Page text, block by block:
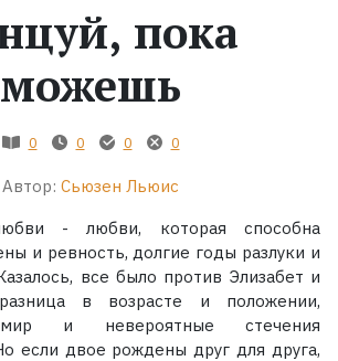
пока
можешь
0 0 0 0
Автор: Сьюзен Льюис
- любви, которая способна
и ревность, долгие годы разлуки и
все было против Элизабет и
в возрасте и положении,
и невероятные стечения
если двое рождены друг для друга,